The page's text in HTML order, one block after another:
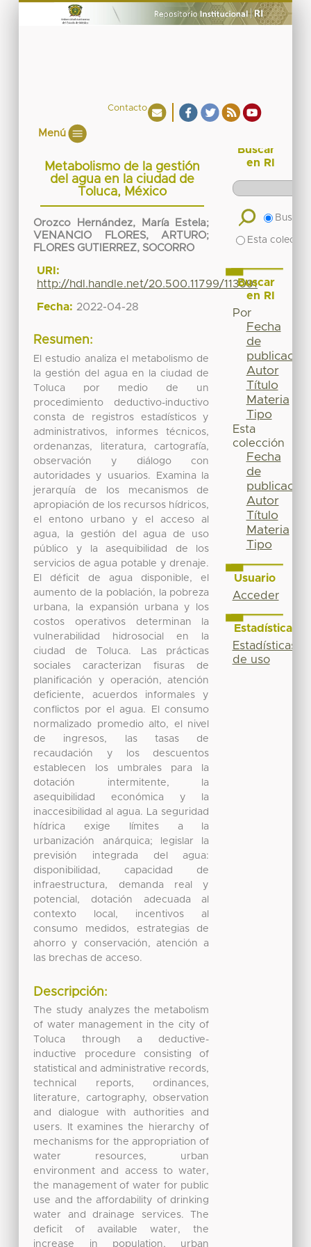
Contacto
Menú
Metabolismo de la gestión
del agua en la ciudad de
Toluca, México
Orozco Hernández, María Estela;
VENANCIO FLORES, ARTURO;
FLORES GUTIERREZ, SOCORRO
URI:
http://hdl.handle.net/20.500.11799/113091
Fecha: 2022-04-28
Resumen:
El estudio analiza el metabolismo de
la gestión del agua en la ciudad de
Toluca por medio de un
procedimiento deductivo-inductivo
consta de registros estadísticos y
administrativos, informes técnicos,
ordenanzas, literatura, cartografía,
observación y diálogo con
autoridades y usuarios. Examina la
jerarquía de los mecanismos de
apropiación de los recursos hídricos,
el entono urbano y el acceso al
agua, la gestión del agua de uso
público y la asequibilidad de los
servicios de agua potable y drenaje.
El déficit de agua disponible, el
aumento de la población, la pobreza
urbana, la expansión urbana y los
costos operativos determinan la
vulnerabilidad hidrosocial en la
ciudad de Toluca. Las prácticas
sociales caracterizan fisuras de
planificación y operación, atención
deficiente, acuerdos informales y
conflictos por el agua. El consumo
normalizado promedio alto, el nivel
de ingresos, las tasas de
recaudación y los descuentos
establecen los umbrales para la
dotación intermitente, la
asequibilidad económica y la
inaccesibilidad al agua. La seguridad
hídrica exige límites a la
urbanización anárquica; legislar la
previsión integrada del agua:
disponibilidad, capacidad de
infraestructura, demanda real y
potencial, dotación adecuada al
contexto local, incentivos al
consumo medidos, estrategias de
ahorro y conservación, atención a
las brechas de acceso.
Descripción:
The study analyzes the metabolism
of water management in the city of
Toluca through a deductive-
inductive procedure consisting of
statistical and administrative records,
technical reports, ordinances,
literature, cartography, observation
and dialogue with authorities and
users. It examines the hierarchy of
mechanisms for the appropriation of
water resources, urban
environment and access to water,
the management of water for public
use and the affordability of drinking
water and drainage services. The
deficit of available water, the
increase in population, urban
Buscar
en RI
Buscar
Esta
Buscar
en RI
Por
Fecha
de
publicación
Autor
Título
Materia
Tipo
Esta
colección
Fecha
de
publicación
Autor
Título
Materia
Tipo
Usuario
Acceder
Estadísticas
Estadísticas
de uso